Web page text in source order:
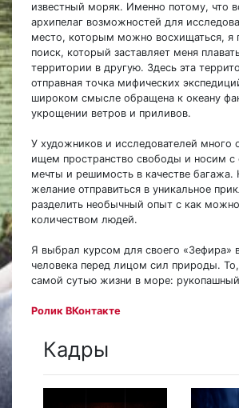
известный моряк. Именно потому, что
архипелаг возможностей для
место, которым можно восхищаться, я
поиск, который заставляет меня
территории в другую. Здесь эта
отправная точка мифических
широком смысле обращена к океану
укрощении ветров и приливов.
У художников и исследователей
ищем пространство свободы и носим с
мечты и решимость в качестве багажа.
желание отправиться в уникальное
разделить необычный опыт с как
количеством людей.
Я выбрал курсом для своего «Зефира»
человека перед лицом сил природы. То,
самой сутью жизни в море:
Ролик ВКонтакте
Кадры